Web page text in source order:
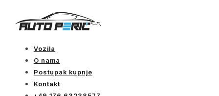
Vozila
O nama
Postupak kupnje
Kontakt